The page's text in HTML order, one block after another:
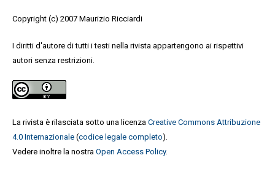
Copyright (c) 2007 Maurizio Ricciardi
I diritti d'autore di tutti i testi nella rivista appartengono ai rispettivi
autori senza restrizioni.
La rivista è rilasciata sotto una licenza Creative Commons Attribuzione
4.0 Internazionale(codice legale completo).
Vedere inoltre la nostra Open Access Policy.